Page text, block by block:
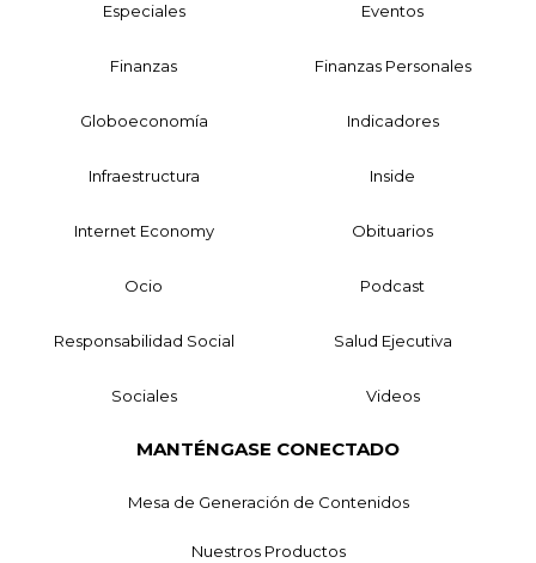
Especiales Eventos
Finanzas Finanzas Personales
Globoeconomía Indicadores
Infraestructura Inside
Internet Economy Obituarios
Ocio Podcast
Responsabilidad Social Salud Ejecutiva
Sociales Videos
MANTÉNGASE CONECTADO
Mesa de Generación de Contenidos
Nuestros Productos